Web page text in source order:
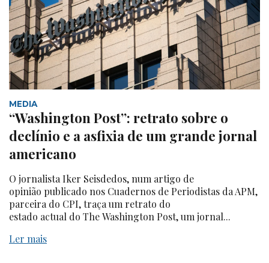
MEDIA
“Washington Post”: retrato sobre o
declínio e a asfixia de um grande jornal
americano
O jornalista Iker Seisdedos, num artigo de
opinião publicado nos Cuadernos de Periodistas da APM,
parceira do CPI, traça um retrato do
estado actual do The Washington Post, um jornal...
Ler mais